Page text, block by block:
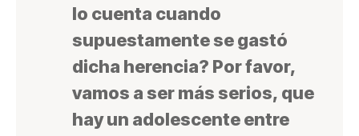
lo cuenta cuando
supuestamente se gastó
dicha herencia? Por favor,
vamos a ser más serios, que
hay un adolescente entre